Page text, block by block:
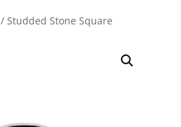
/ Studded Stone Square